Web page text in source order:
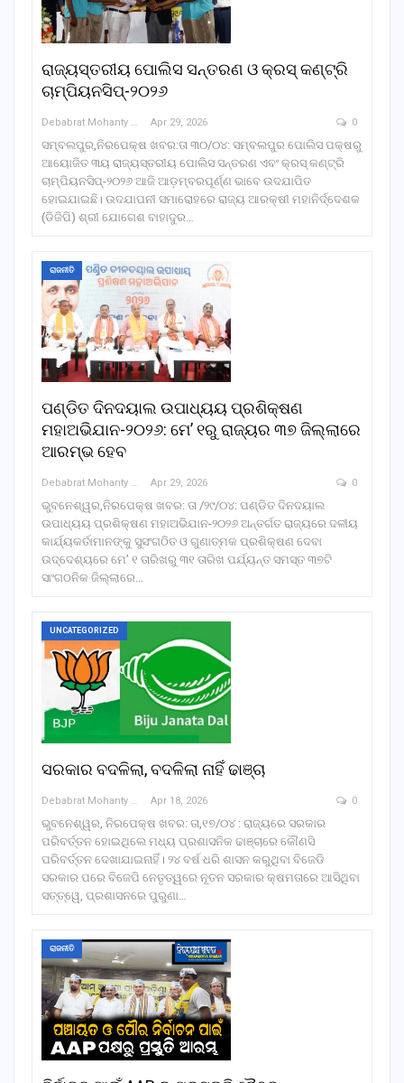
ରାଜ୍ୟସ୍ତରୀୟ ପୋଲିସ ସନ୍ତରଣ ଓ କ୍ରସ୍ କଣ୍ଟ୍ରି
ଚାମ୍ପିୟନସିପ୍-୨୦୨୬
Debabrat Mohanty Apr 29, 2026 0
ସମ୍ବଲପୁର,ନିରପେକ୍ଷ ଖବର:ତା ୩୦/୦୪: ସମ୍ବଲପୁର ପୋଲିସ ପକ୍ଷରୁ
ଆୟୋଜିତ ୩ୟ ରାଜ୍ୟସ୍ତରୀୟ ପୋଲିସ ସନ୍ତରଣ ଏବଂ କ୍ରସ୍ କଣ୍ଟ୍ରି
ଚାମ୍ପିୟନସିପ୍-୨୦୨୬ ଆଜି ଆଡ଼ମ୍ବରପୂର୍ଣ୍ଣ ଭାବେ ଉଦଯାପିତ
ହୋଇଯାଇଛି। ଉଦଯାପନୀ ସମାରୋହରେ ରାଜ୍ୟ ଆରକ୍ଷୀ ମହାନିର୍ଦ୍ଦେଶକ
(ଡିଜିପି) ଶ୍ରୀ ଯୋଗେଶ ବାହାଦୁର…
ରାଜନୀତି
ପଣ୍ଡିତ ଦିନଦୟାଲ ଉପାଧ୍ୟୟ ପ୍ରଶିକ୍ଷଣ
ମହାଅଭିଯାନ-୨୦୨୬: ମେ’ ୧ରୁ ରାଜ୍ୟର ୩୭ ଜିଲ୍ଲାରେ
ଆରମ୍ଭ ହେବ
Debabrat Mohanty Apr 29, 2026 0
ଭୁବନେଶ୍ୱର,ନିରପେକ୍ଷ ଖବର: ତା /୨୯/୦୪: ପଣ୍ଡିତ ଦିନଦୟାଲ
ଉପାଧ୍ୟୟ ପ୍ରଶିକ୍ଷଣ ମହାଅଭିଯାନ-୨୦୨୬ ଅନ୍ତର୍ଗତ ରାଜ୍ୟରେ ଦଳୀୟ
କାର୍ଯ୍ୟକର୍ତାମାନଙ୍କୁ ସୁସଂଗଠିତ ଓ ଗୁଣାତ୍ମକ ପ୍ରଶିକ୍ଷଣ ଦେବା
ଉଦ୍ଦେଶ୍ୟରେ ମେ’ ୧ ତାରିଖରୁ ୩୧ ତାରିଖ ପର୍ଯ୍ୟନ୍ତ ସମସ୍ତ ୩୭ଟି
ସାଂଗଠନିକ ଜିଲ୍ଲାରେ…
UNCATEGORIZED
ସରକାର ବଦଳିଲା, ବଦଳିଲା ନାହିଁ ଢାଞ୍ଚା
Apr 18, 2026 0
ଭୁବନେଶ୍ୱର, ନିରପେକ୍ଷ ଖବର: ତା,୧୭/୦୪ : ରାଜ୍ୟରେ ସରକାର
ପରିବର୍ତ୍ତନ ହୋଇଥିଲେ ମଧ୍ୟ ପ୍ରଶାସନିକ ଢାଞ୍ଚାରେ କୌଣସି
ପରିବର୍ତ୍ତନ ଦେଖାଯାଇନାହିଁ। ୨୪ ବର୍ଷ ଧରି ଶାସନ କରୁଥିବା ବିଜେଡି
ସରକାର ପରେ ବିଜେପି ନେତୃତ୍ୱରେ ନୂତନ ସରକାର କ୍ଷମତାରେ ଆସିଥିବା
ସତ୍ତ୍ୱେ, ପ୍ରଶାସନରେ ପୁରୁଣା…
ରାଜନୀତି